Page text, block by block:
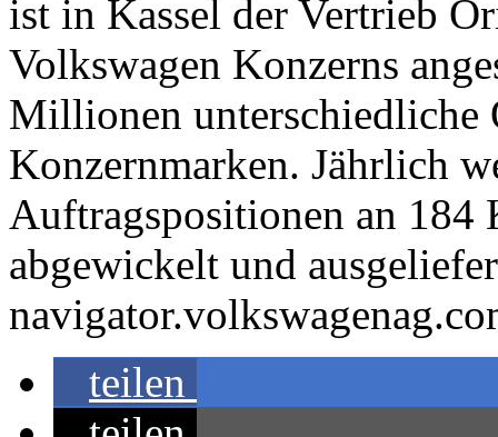
ist in Kassel der Vertrieb
Volkswagen Konzerns
Millionen
Konzernmarken. Jährlich
Auftragspositionen an 184
abgewickelt und
teilen